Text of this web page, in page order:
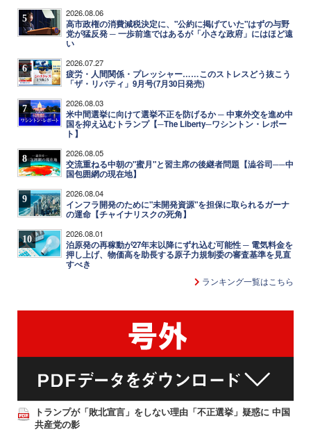
5 2026.08.06
高市政権の消費減税決定に、"公約に掲げていた"はずの与野
党が猛反発 ─ 一歩前進ではあるが「小さな政府」にはほど遠
い
6 2026.07.27
疲労・人間関係・プレッシャー……このストレスどう抜こう
「ザ・リバティ」9月号(7月30日発売)
7 2026.08.03
米中間選挙に向けて選挙不正を防げるか ─ 中東外交を進め中
国を抑え込むトランプ【─The Liberty─ワシントン・レポー
ト】
8 2026.08.05
交流重ねる中朝の"蜜月"と習主席の後継者問題【澁谷司──中
国包囲網の現在地】
9 2026.08.04
インフラ開発のために"未開発資源"を担保に取られるガーナ
の運命【チャイナリスクの死角】
10 2026.08.01
泊原発の再稼動が27年末以降にずれ込む可能性 ─ 電気料金を
押し上げ、物価高を助長する原子力規制委の審査基準を見直
すべき
ランキング一覧はこちら
トランプが「敗北宣言」をしない理由「不正選挙」疑惑に 中国
共産党の影